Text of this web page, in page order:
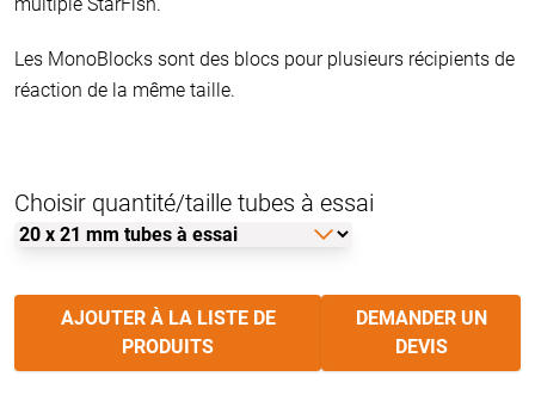
Les MonoBlocks sont des blocs pour plusieurs récipients de
réaction de la même taille.
Choisir quantité/taille tubes à essai
AJOUTER À LA LISTE DE
PRODUITS
DEMANDER UN
DEVIS